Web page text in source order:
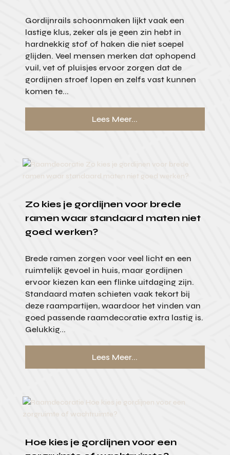
Gordijnrails schoonmaken lijkt vaak een
lastige klus, zeker als je geen zin hebt in
hardnekkig stof of haken die niet soepel
glijden. Veel mensen merken dat ophopend
vuil, vet of pluisjes ervoor zorgen dat de
gordijnen stroef lopen en zelfs vast kunnen
komen te...
Lees Meer...
Zo kies je gordijnen voor brede
ramen waar standaard maten niet
goed werken?
Brede ramen zorgen voor veel licht en een
ruimtelijk gevoel in huis, maar gordijnen
ervoor kiezen kan een flinke uitdaging zijn.
Standaard maten schieten vaak tekort bij
deze raampartijen, waardoor het vinden van
goed passende raamdecoratie extra lastig is.
Gelukkig...
Lees Meer...
Hoe kies je gordijnen voor een